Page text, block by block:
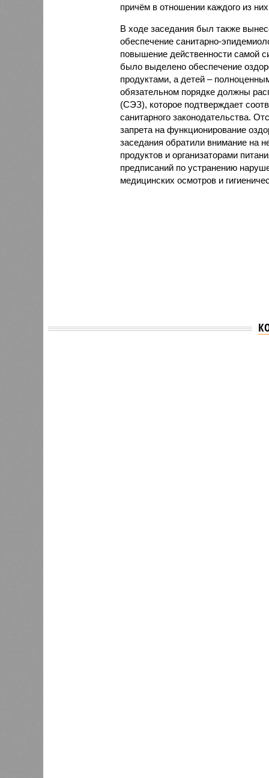
причём в отношении каждого из
В ходе заседания был также
обеспечение санитарно-
повышение действенности самой
было выделено обеспечение
продуктами, а детей –
обязательном порядке должны
(СЭЗ), которое подтверждает
санитарного законодательства.
запрета на функционирование
заседания обратили внимание на
продуктов и организаторами
предписаний по устранению
медицинских осмотров и